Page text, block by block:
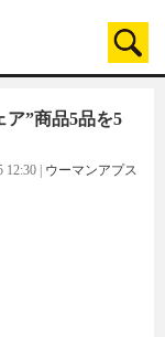
ア”商品5品を5
12:30 ウーマンアプス